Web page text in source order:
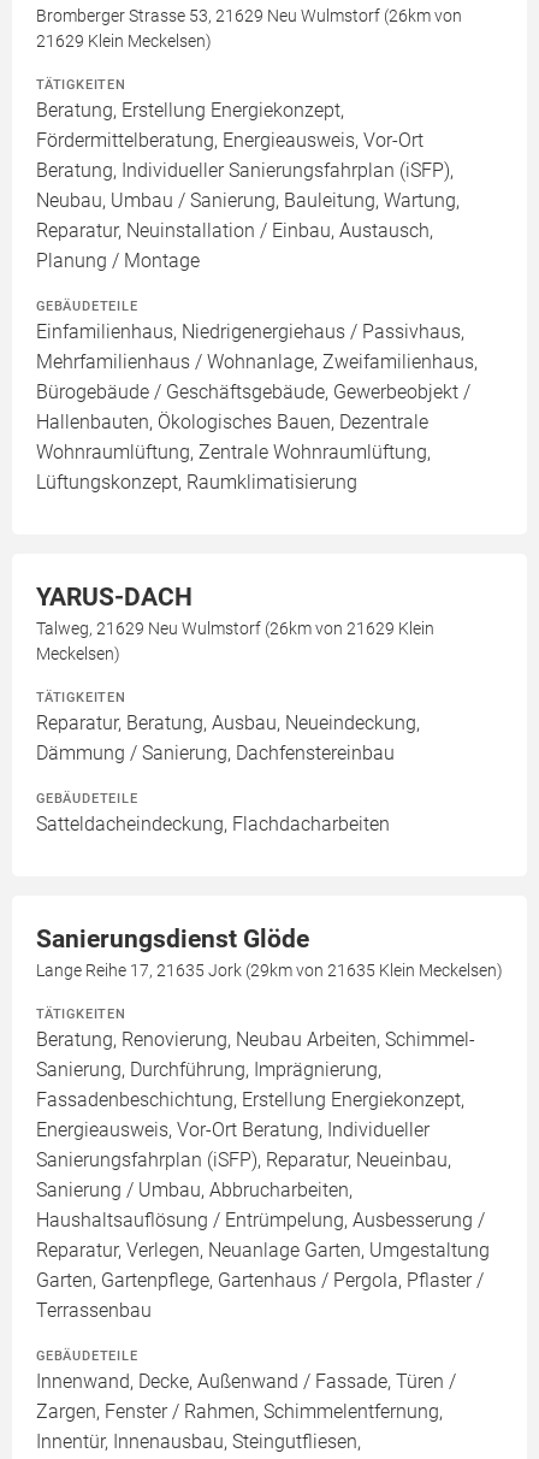
Bromberger Strasse 53, 21629 Neu Wulmstorf (26km von
21629 Klein Meckelsen)
TÄTIGKEITEN
Beratung, Erstellung Energiekonzept,
Fördermittelberatung, Energieausweis, Vor-Ort
Beratung, Individueller Sanierungsfahrplan (iSFP),
Neubau, Umbau / Sanierung, Bauleitung, Wartung,
Reparatur, Neuinstallation / Einbau, Austausch,
Planung / Montage
GEBÄUDETEILE
Einfamilienhaus, Niedrigenergiehaus / Passivhaus,
Mehrfamilienhaus / Wohnanlage, Zweifamilienhaus,
Bürogebäude / Geschäftsgebäude, Gewerbeobjekt /
Hallenbauten, Ökologisches Bauen, Dezentrale
Wohnraumlüftung, Zentrale Wohnraumlüftung,
Lüftungskonzept, Raumklimatisierung
YARUS-DACH
Talweg, 21629 Neu Wulmstorf (26km von 21629 Klein
Meckelsen)
TÄTIGKEITEN
Reparatur, Beratung, Ausbau, Neueindeckung,
Dämmung / Sanierung, Dachfenstereinbau
GEBÄUDETEILE
Satteldacheindeckung, Flachdacharbeiten
Sanierungsdienst Glöde
Lange Reihe 17, 21635 Jork (29km von 21635 Klein Meckelsen)
TÄTIGKEITEN
Beratung, Renovierung, Neubau Arbeiten, Schimmel-
Sanierung, Durchführung, Imprägnierung,
Fassadenbeschichtung, Erstellung Energiekonzept,
Energieausweis, Vor-Ort Beratung, Individueller
Sanierungsfahrplan (iSFP), Reparatur, Neueinbau,
Sanierung / Umbau, Abbrucharbeiten,
Haushaltsauflösung / Entrümpelung, Ausbesserung /
Reparatur, Verlegen, Neuanlage Garten, Umgestaltung
Garten, Gartenpflege, Gartenhaus / Pergola, Pflaster /
Terrassenbau
GEBÄUDETEILE
Innenwand, Decke, Außenwand / Fassade, Türen /
Zargen, Fenster / Rahmen, Schimmelentfernung,
Innentür, Innenausbau, Steingutfliesen,